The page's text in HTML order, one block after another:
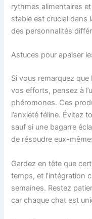
rythmes alimentaires
stable est crucial dans
des personnalités
Astuces pour apaiser
Si vous remarquez
vos efforts, pensez à
phéromones. Ces
l’anxiété féline. Évitez
sauf si une bagarre
de résoudre eux-
Gardez en tête que
temps, et l’intégration
semaines. Restez
car chaque chat est